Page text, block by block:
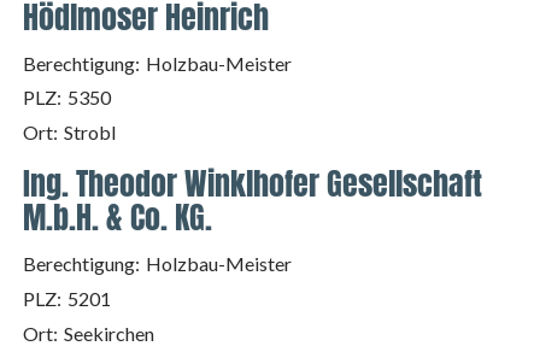
Hödlmoser Heinrich
Berechtigung: Holzbau-Meister
PLZ: 5350
Ort: Strobl
Ing. Theodor Winklhofer Gesellschaft
M.b.H. & Co. KG.
Berechtigung: Holzbau-Meister
PLZ: 5201
Ort: Seekirchen